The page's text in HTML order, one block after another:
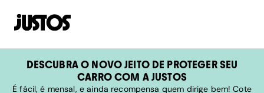
DESCUBRA O NOVO JEITO DE PROTEGER SEU
CARRO COM A JUSTOS
É fácil, é mensal, e ainda recompensa quem dirige bem! Cote